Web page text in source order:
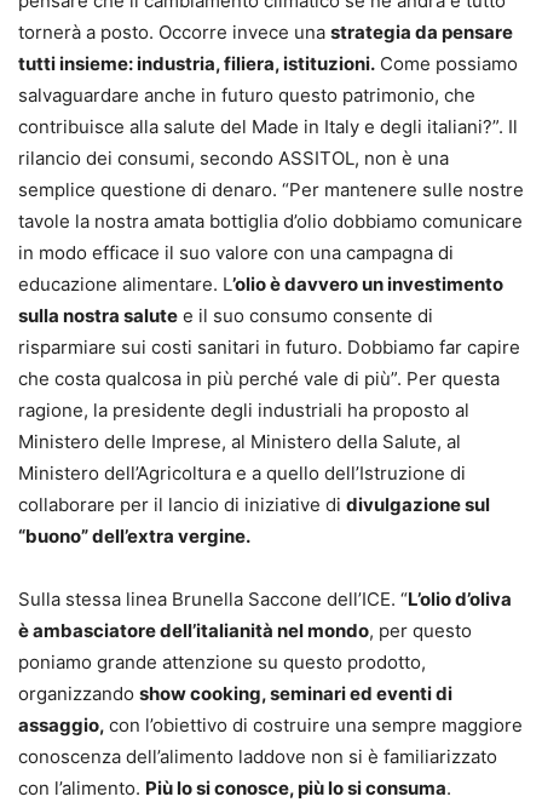
tornerà a posto. Occorre invece una strategia da pensare
tutti insieme: industria, filiera, istituzioni. Come possiamo
salvaguardare anche in futuro questo patrimonio, che
contribuisce alla salute del Made in Italy e degli italiani?”. Il
rilancio dei consumi, secondo ASSITOL, non è una
semplice questione di denaro. “Per mantenere sulle nostre
tavole la nostra amata bottiglia d’olio dobbiamo comunicare
in modo efficace il suo valore con una campagna di
educazione alimentare. L’olio è davvero un investimento
sulla nostra salute e il suo consumo consente di
risparmiare sui costi sanitari in futuro. Dobbiamo far capire
che costa qualcosa in più perché vale di più”. Per questa
ragione, la presidente degli industriali ha proposto al
Ministero delle Imprese, al Ministero della Salute, al
Ministero dell’Agricoltura e a quello dell’Istruzione di
collaborare per il lancio di iniziative di divulgazione sul
“buono” dell’extra vergine.
Sulla stessa linea Brunella Saccone dell’ICE. “L’olio d’oliva
è ambasciatore dell’italianità nel mondo, per questo
poniamo grande attenzione su questo prodotto,
organizzando show cooking, seminari ed eventi di
assaggio, con l’obiettivo di costruire una sempre maggiore
conoscenza dell’alimento laddove non si è familiarizzato
con l’alimento. Più lo si conosce, più lo si consuma.